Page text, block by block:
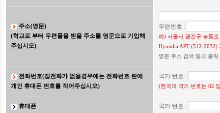
주소(영문)
(학교로 부터 우편물을 받을 주소를 영문으로 기입해
주십시오)
우편번호 :
예) 서울시 광진구 능동
Hyundai APT (512-2032)
영문 주소 검색 링크 클릭
전화번호(집전화가 없을경우에는 전화번호 란에
개인 휴대폰 번호를 적어주십시오)
국가 번호 :
(한국의 국가 번호는 82
휴대폰 국가 번호 :